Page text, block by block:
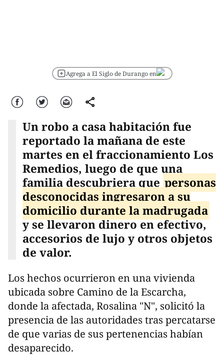
Agrega a El Siglo de Durango en
Facebook Twitter Correo comparte
Un robo a casa habitación fue
reportado la mañana de este
martes en el fraccionamiento Los
Remedios, luego de que una
familia descubriera que personas
desconocidas ingresaron a su
domicilio durante la madrugada
y se llevaron dinero en efectivo,
accesorios de lujo y otros objetos
de valor.
Los hechos ocurrieron en una vivienda
ubicada sobre Camino de la Escarcha,
donde la afectada, Rosalina "N", solicitó la
presencia de las autoridades tras percatarse
de que varias de sus pertenencias habían
desaparecido.